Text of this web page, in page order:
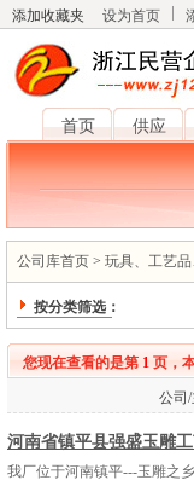
添加收藏夹 设为首页
首页 供应
公司库首页 > 玩具、工艺
按分类筛选：
您现在查看的是第 1 页，
公司
河南省镇平县强盛玉雕
我厂位于河南镇平---玉雕之